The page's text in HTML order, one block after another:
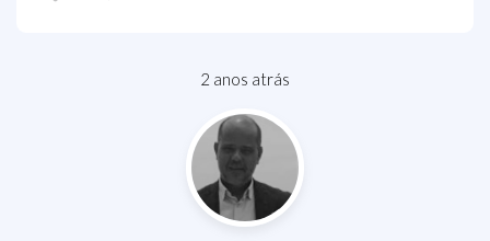
2 anos atrás